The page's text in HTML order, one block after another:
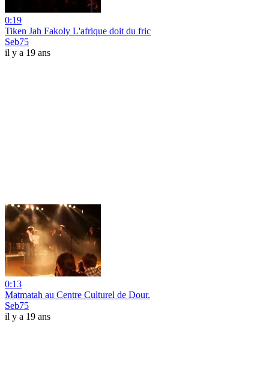
0:19
Tiken Jah Fakoly L'afrique doit du fric
Seb75
il y a 19 ans
0:13
Matmatah au Centre Culturel de Dour.
Seb75
il y a 19 ans